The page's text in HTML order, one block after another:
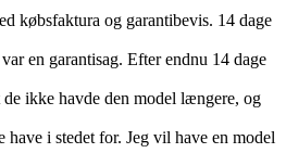
købsfaktura og garantibevis. 14 dage
en garantisag. Efter endnu 14 dage
ikke havde den model længere, og
i stedet for. Jeg vil have en model